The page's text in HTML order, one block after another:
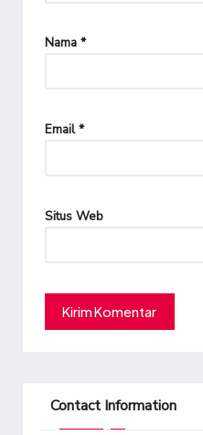
Nama *
Email*
Situs Web
Contact Information